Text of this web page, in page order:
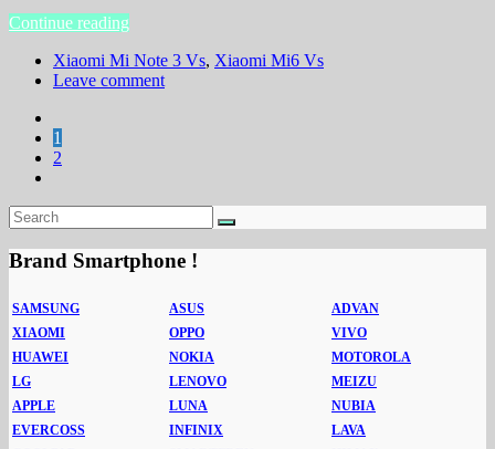
Continue reading
Xiaomi Mi Note 3 Vs, Xiaomi Mi6 Vs
Leave comment
1
2
Brand Smartphone !
SAMSUNG ASUS
ADVAN
XIAOMI
OPPO
VIVO
HUAWEI
NOKIA
MOTOROLA
LG
LENOVO
MEIZU
APPLE
LUNA
NUBIA
EVERCOSS
INFINIX
LAVA